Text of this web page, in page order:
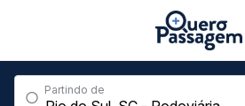
Partindo de